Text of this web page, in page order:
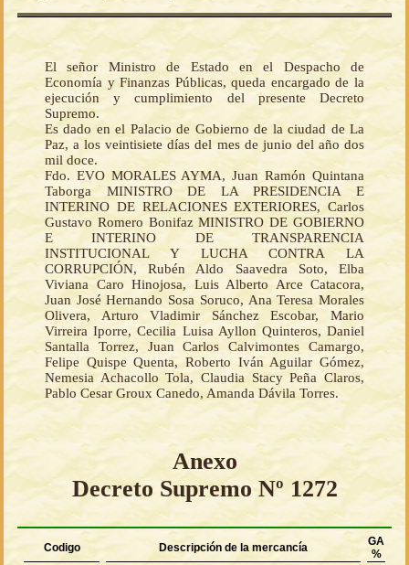
El señor Ministro de Estado en el Despacho de
Economía y Finanzas Públicas, queda encargado de la
ejecución y cumplimiento del presente Decreto
Supremo.
Es dado en el Palacio de Gobierno de la ciudad de La
Paz, a los veintisiete días del mes de junio del año dos
mil doce.
Fdo. EVO MORALES AYMA, Juan Ramón Quintana
Taborga MINISTRO DE LA PRESIDENCIA E
INTERINO DE RELACIONES EXTERIORES, Carlos
Gustavo Romero Bonifaz MINISTRO DE GOBIERNO
E INTERINO DE TRANSPARENCIA
INSTITUCIONAL Y LUCHA CONTRA LA
CORRUPCIÓN, Rubén Aldo Saavedra Soto, Elba
Viviana Caro Hinojosa, Luis Alberto Arce Catacora,
Juan José Hernando Sosa Soruco, Ana Teresa Morales
Olivera, Arturo Vladimir Sánchez Escobar, Mario
Virreira Iporre, Cecilia Luisa Ayllon Quinteros, Daniel
Santalla Torrez, Juan Carlos Calvimontes Camargo,
Felipe Quispe Quenta, Roberto Iván Aguilar Gómez,
Nemesia Achacollo Tola, Claudia Stacy Peña Claros,
Pablo Cesar Groux Canedo, Amanda Dávila Torres.
Anexo
Decreto Supremo Nº 1272
Codigo Descripción de la mercancía
GA
%